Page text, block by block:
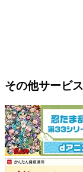
その他サービス